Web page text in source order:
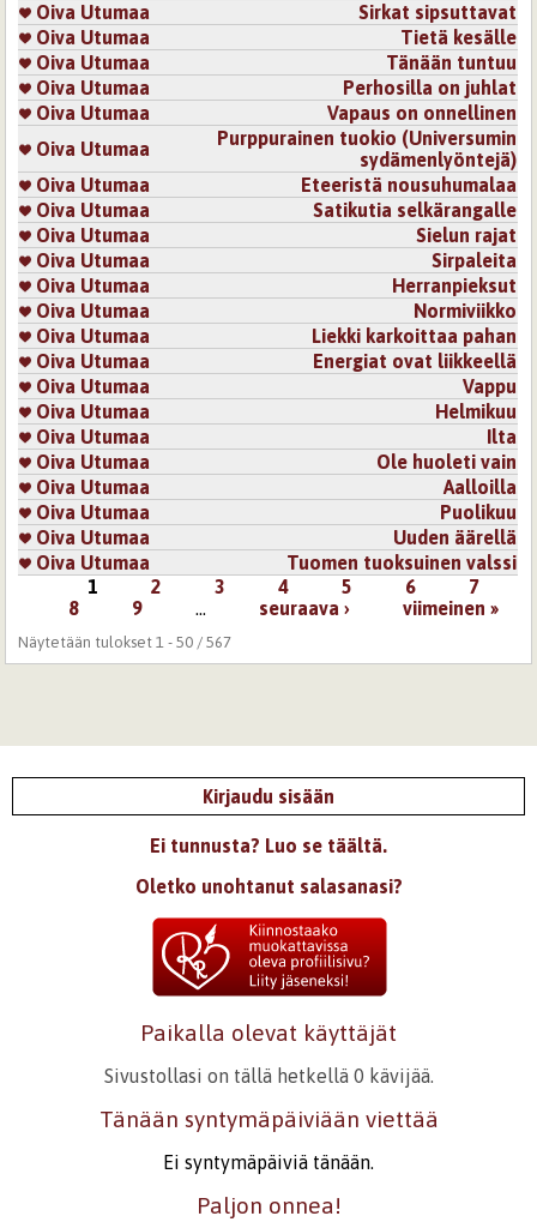
Oiva Utumaa
Sirkat sipsuttavat
Oiva Utumaa
Tietä kesälle
Oiva Utumaa
Tänään tuntuu
Oiva Utumaa
Perhosilla on juhlat
Oiva Utumaa
Vapaus on onnellinen
Oiva Utumaa
Purppurainen tuokio (Universumin
sydämenlyöntejä)
Oiva Utumaa
Eteeristä nousuhumalaa
Oiva Utumaa
Satikutia selkärangalle
Oiva Utumaa
Sielun rajat
Oiva Utumaa
Sirpaleita
Oiva Utumaa
Herranpieksut
Oiva Utumaa
Normiviikko
Oiva Utumaa
Liekki karkoittaa pahan
Oiva Utumaa
Energiat ovat liikkeellä
Oiva Utumaa
Vappu
Oiva Utumaa
Helmikuu
Oiva Utumaa
Ilta
Oiva Utumaa
Ole huoleti vain
Oiva Utumaa
Aalloilla
Oiva Utumaa
Puolikuu
Oiva Utumaa
Uuden äärellä
Oiva Utumaa
Tuomen tuoksuinen valssi
1 2 3 4 5 6
7
8
9 … seuraava › viimeinen »
Näytetään tulokset 1 - 50 / 567
Kirjaudu sisään
Ei tunnusta? Luo se täältä.
Oletko unohtanut salasanasi?
Paikalla olevat käyttäjät
Sivustollasi on tällä hetkellä 0 kävijää.
Tänään syntymäpäiviään viettää
Ei syntymäpäiviä tänään.
Paljon onnea!